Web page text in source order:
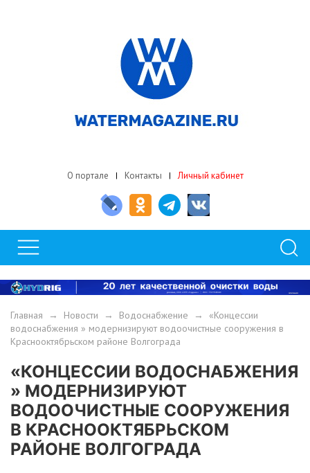
О портале Контакты Личный кабинет
Главная → Новости → Водоснабжение → «Концессии
водоснабжения » модернизируют водоочистные сооружения в
Краснооктябрьском районе Волгограда
«КОНЦЕССИИ ВОДОСНАБЖЕНИЯ
» МОДЕРНИЗИРУЮТ
ВОДООЧИСТНЫЕ СООРУЖЕНИЯ
В КРАСНООКТЯБРЬСКОМ
РАЙОНЕ ВОЛГОГРАДА